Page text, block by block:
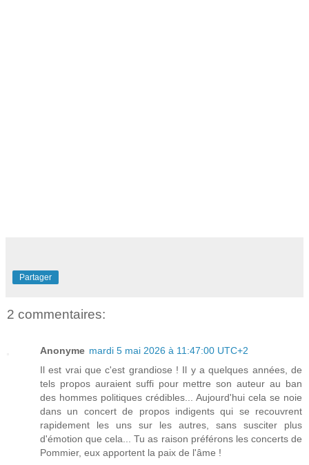
Partager
2 commentaires:
Anonyme mardi 5 mai 2026 à 11:47:00 UTC+2
Il est vrai que c'est grandiose ! Il y a quelques années, de
tels propos auraient suffi pour mettre son auteur au ban
des hommes politiques crédibles... Aujourd'hui cela se noie
dans un concert de propos indigents qui se recouvrent
rapidement les uns sur les autres, sans susciter plus
d'émotion que cela... Tu as raison préférons les concerts de
Pommier, eux apportent la paix de l'âme !